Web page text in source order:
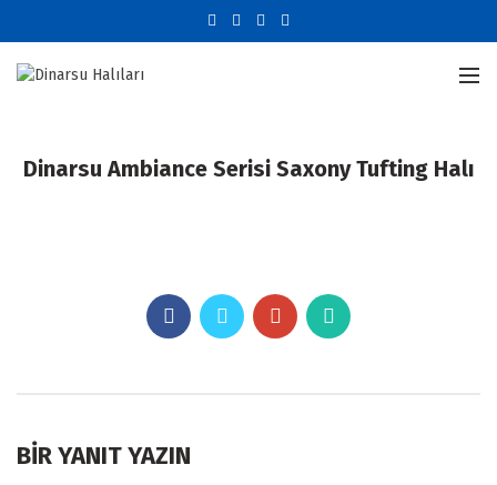
Dinarsu Ambiance Serisi Saxony Tufting Halı
BIR YANIT YAZIN